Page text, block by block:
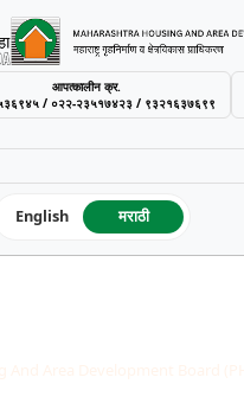
आपत्कालीन क्र.
/ ०२२-२३५१७४२३ / ९३२१६३७६९९
English मराठी